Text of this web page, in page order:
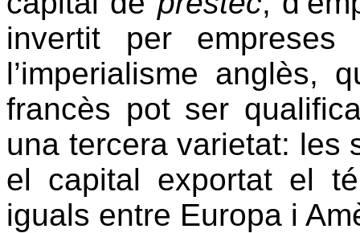
invertit per
l’imperialisme anglès,
francès pot ser
una tercera varietat: les
el capital exportat el
iguals entre Europa i